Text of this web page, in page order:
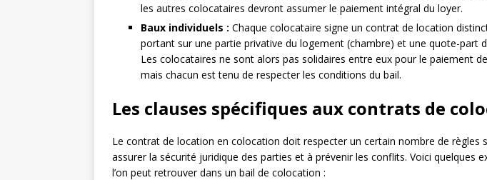
les autres colocataires devront assumer le paiement intégral du loyer.
Baux individuels : Chaque colocataire signe un contrat de location
portant sur une partie privative du logement (chambre) et une quote-part
Les colocataires ne sont alors pas solidaires entre eux pour le paiement
mais chacun est tenu de respecter les conditions du bail.
Les clauses spécifiques aux contrats de
Le contrat de location en colocation doit respecter un certain nombre de règles
assurer la sécurité juridique des parties et à prévenir les conflits. Voici quelques
l’on peut retrouver dans un bail de colocation :